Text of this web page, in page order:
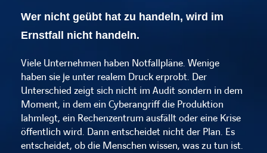
Wer nicht geübt hat zu handeln, wird im
Ernstfall nicht handeln.
Viele Unternehmen haben Notfallpläne. Wenige
haben sie je unter realem Druck erprobt. Der
Unterschied zeigt sich nicht im Audit sondern in dem
Moment, in dem ein Cyberangriff die Produktion
lahmlegt, ein Rechenzentrum ausfällt oder eine Krise
öffentlich wird. Dann entscheidet nicht der Plan. Es
entscheidet, ob die Menschen wissen, was zu tun ist.